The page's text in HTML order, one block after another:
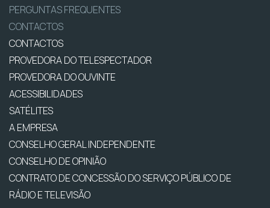
PERGUNTAS FREQUENTES
CONTACTOS
CONTACTOS
PROVEDORA DO TELESPECTADOR
PROVEDORA DO OUVINTE
ACESSIBILIDADES
SATÉLITES
A EMPRESA
CONSELHO GERAL INDEPENDENTE
CONSELHO DE OPINIÃO
CONTRATO DE CONCESSÃO DO SERVIÇO PÚBLICO DE
RÁDIO E TELEVISÃO